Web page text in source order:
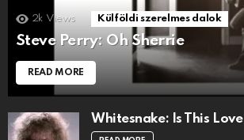
2k Views Külföldi szerelmes dalok
Steve Perry: Oh Sherrie
READ MORE
Whitesnake: Is This Love